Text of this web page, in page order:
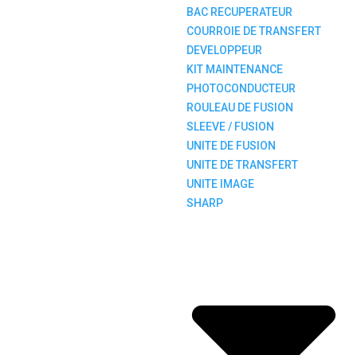
BAC RECUPERATEUR
COURROIE DE TRANSFERT
DEVELOPPEUR
KIT MAINTENANCE
PHOTOCONDUCTEUR
ROULEAU DE FUSION
SLEEVE / FUSION
UNITE DE FUSION
UNITE DE TRANSFERT
UNITE IMAGE
SHARP